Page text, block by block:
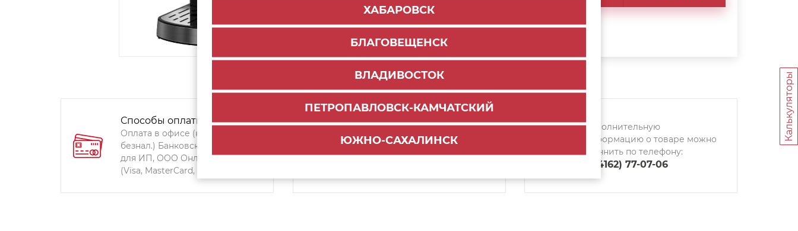
ХАБАРОВСК
БЛАГОВЕЩЕНСК
ВЛАДИВОСТОК
ПЕТРОПАВЛОВСК-КАМЧАТСКИЙ
ЮЖНО-САХАЛИНСК
Способы оплаты:
Оплата в офисе (наличными,
безнал.) Банковский перевод
для ИП, ООО Онлайн-оплата
(Visa, MasterCard, Мир)
По городу:1000 руб.
Самовывоз:ул. Мухина 150
Дополнительную
информацию о товаре можно
уточнить по телефону:
8 (4162) 77-07-06
Калькуляторы